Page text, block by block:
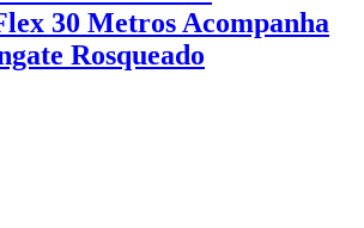
30 Metros Acompanha
Rosqueado